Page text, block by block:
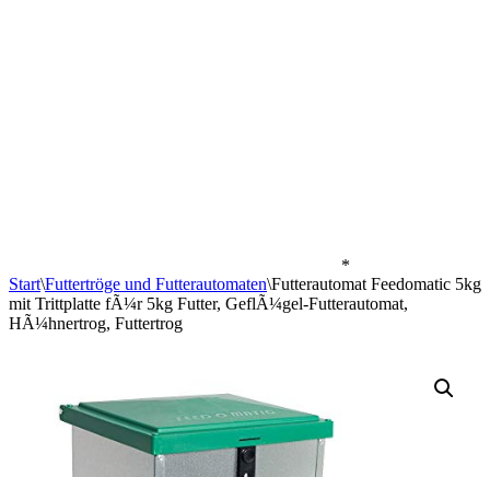
*
Start\Futtertröge und Futterautomaten\Futterautomat Feedomatic 5kg
mit Trittplatte fÃ¼r 5kg Futter, GeflÃ¼gel-Futterautomat,
HÃ¼hnertrog, Futtertrog